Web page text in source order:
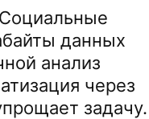
данных
анализ
через
задачу.